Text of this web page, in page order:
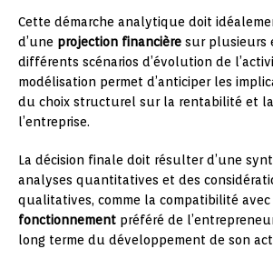
Cette démarche analytique doit
d’une projection financière sur plusieurs
différents scénarios d’évolution de
modélisation permet d’anticiper les
du choix structurel sur la rentabilité et
l’entreprise.
La décision finale doit résulter d’une
analyses quantitatives et des
qualitatives, comme la compatibilité
fonctionnement préféré de
long terme du développement de son